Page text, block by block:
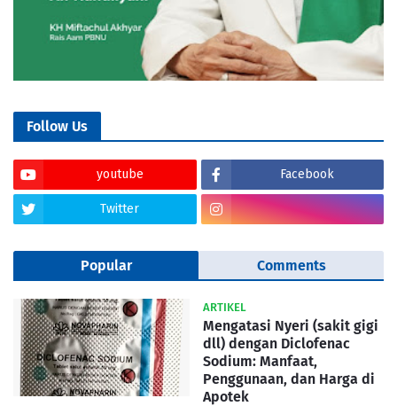
Follow Us
youtube Facebook
Twitter
Popular Comments
ARTIKEL
Mengatasi Nyeri (sakit gigi
dll) dengan Diclofenac
Sodium: Manfaat,
Penggunaan, dan Harga di
Apotek